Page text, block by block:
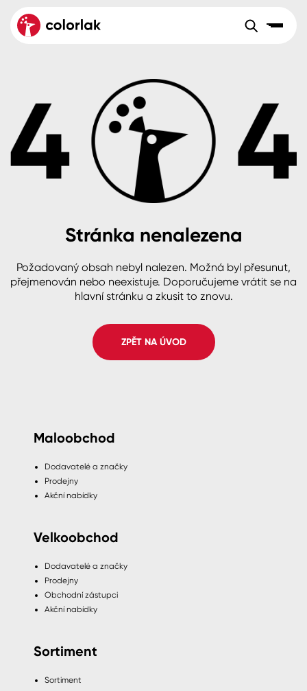
Velkoobchod Sortiment
Aktuality
Reference
O společnosti
B2B +420 800 145 555Po – Pá: 8:00–15:00
Česko
Slovensko Polsko Worldwide
Dřevo
Beton, asfalt, minerální podklady
Plast, sklo, keramika
Stěny
Fasády
Spreje
Colorlak Dekor
Colorlak Profi
Colorlak Pta
Stránka nenalezena
Požadovaný obsah nebyl nalezen. Možná byl přesunut,
přejmenován nebo neexistuje. Doporučujeme vrátit se na
hlavní stránku a zkusit to znovu.
ZPĚT NA ÚVOD
Maloobchod
Dodavatelé a značky
Prodejny
Akční nabídky
Velkoobchod
Dodavatelé a značky
Prodejny
Obchodní zástupci
Akční nabídky
Sortiment
Sortiment